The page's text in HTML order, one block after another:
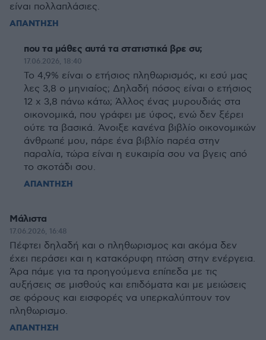
είναι πολλαπλάσιες.
ΑΠΑΝΤΗΣΗ
που τα μάθες αυτά τα στατιστικά βρε συ;
17.06.2026, 18:40
Το 4,9% είναι ο ετήσιος πληθωρισμός, κι εσύ μας
λες 3,8 ο μηνιαίος; Δηλαδή πόσος είναι ο ετήσιος
12 x 3,8 πάνω κάτω; Άλλος ένας μυρουδιάς στα
οικονομικά, που γράφει με ύφος, ενώ δεν ξέρει
ούτε τα βασικά. Άνοιξε κανένα βιβλίο οικονομικών
άνθρωπέ μου, πάρε ένα βιβλίο παρέα στην
παραλία, τώρα είναι η ευκαιρία σου να βγεις από
το σκοτάδι σου.
ΑΠΑΝΤΗΣΗ
Μάλιστα
17.06.2026, 16:48
Πέφτει δηλαδή και ο πληθωρισμος και ακόμα δεν
έχει περάσει και η κατακόρυφη πτώση στην ενέργεια.
Άρα πάμε για τα προηγούμενα επίπεδα με τις
αυξήσεις σε μισθούς και επιδόματα και με μειώσεις
σε φόρους και εισφορές να υπερκαλύπτουν τον
πληθωρισμο.
ΑΠΑΝΤΗΣΗ